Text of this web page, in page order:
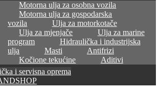
Motorna ulja za osobna vozila
Motorna ulja za gospodarska
vozila
Ulja za motorkotače
Ulja za mjenjače
Ulja za marine
program
Hidraulička i industrijska
ulja
Masti
Antifrizi
Kočione tekućine
Aditivi
i servisna oprema